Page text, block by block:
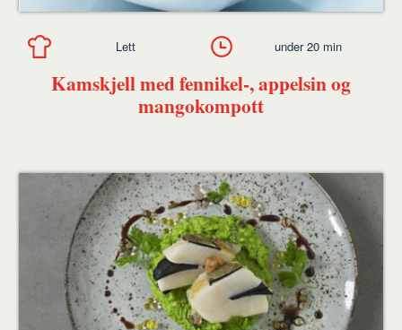
Kamskjell med fennikel-, appelsin og
mangokompott
Lett under 20 min